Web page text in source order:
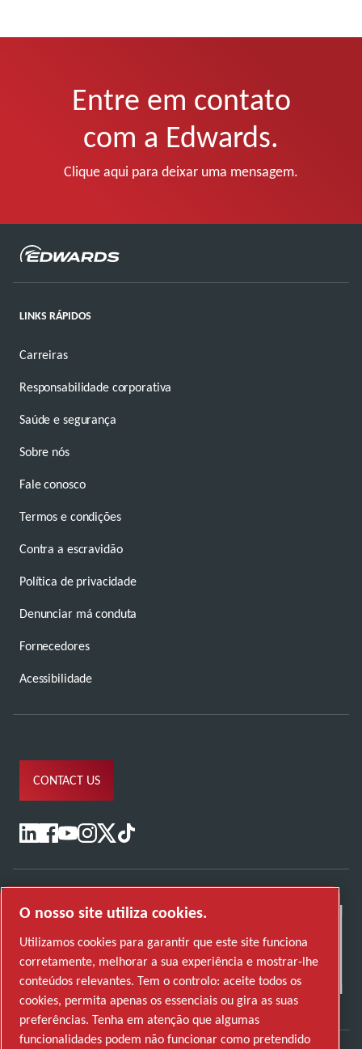
Entre em contato
com a Edwards.
Clique aqui para deixar uma mensagem.
LINKS RÁPIDOS
Carreiras
Responsabilidade corporativa
Saúde e segurança
Sobre nós
Fale conosco
Termos e condições
Contra a escravidão
Política de privacidade
Denunciar má conduta
Fornecedores
Acessibilidade
CONTACT US
O nosso site utiliza cookies.
Utilizamos cookies para garantir que este site funciona
corretamente, melhorar a sua experiência e mostrar-lhe
conteúdos relevantes. Tem o controlo: aceite todos os
cookies, permita apenas os essenciais ou gira as suas
preferências. Tenha em atenção que algumas
funcionalidades podem não funcionar como pretendido